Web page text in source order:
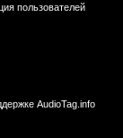
пользователей
AudioTag.info